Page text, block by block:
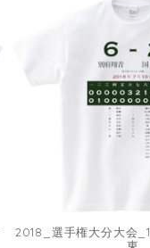
2018_選手権大分大会